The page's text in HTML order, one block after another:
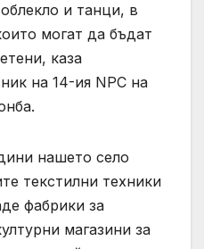
и танци, в
могат да бъдат
каза
на 14-ия NPC на
нашето село
текстилни техники
фабрики за
магазини за